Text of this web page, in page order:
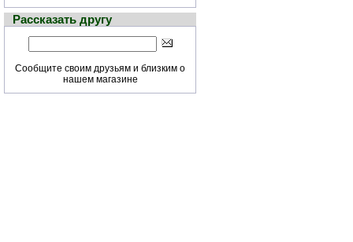
Рассказать другу
Сообщите своим друзьям и близким о
нашем магазине